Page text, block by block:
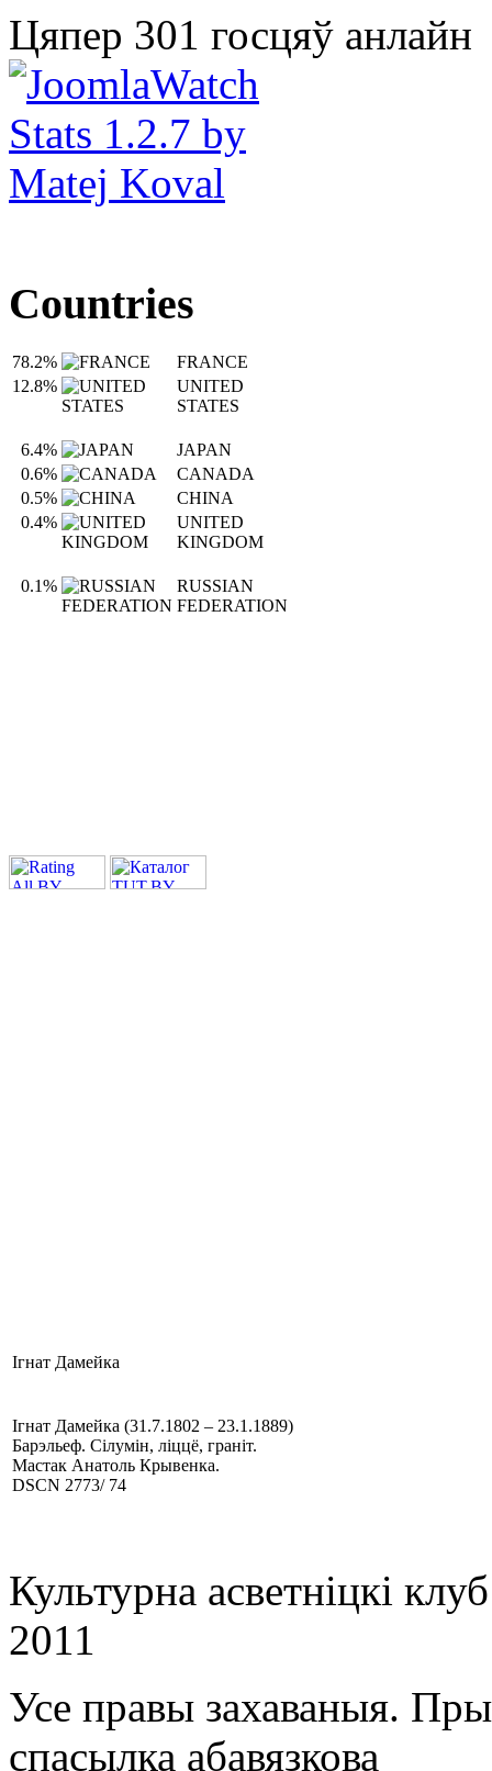
Цяпер 301 госцяў анлайн
Countries
78.2%
FRANCE
12.8%
UNITED
STATES
6.4%
JAPAN
0.6%
CANADA
0.5%
CHINA
0.4%
UNITED
KINGDOM
0.1%
RUSSIAN
FEDERATION
Ігнат Дамейка
Ігнат Дамейка (31.7.1802 – 23.1.1889)
Барэльеф. Сілумін, ліццё, граніт.
Мастак Анатоль Крывенка.
DSCN 2773/ 74
Культурна асветнiцкi
2011
Усе правы захаваныя.
спасылка абавязкова